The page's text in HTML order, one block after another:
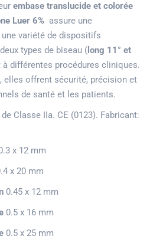
embase translucide et colorée
Luer 6% assure une
variété de dispositifs
types de biseau ( long 11° et
à différentes procédures cliniques.
elles offrent sécurité, précision et
de santé et les patients.
Classe IIa. CE (0123). Fabricant:
x 12 mm
x 20 mm
0.45 x 12 mm
0.5 x 16 mm
0.5 x 25 mm